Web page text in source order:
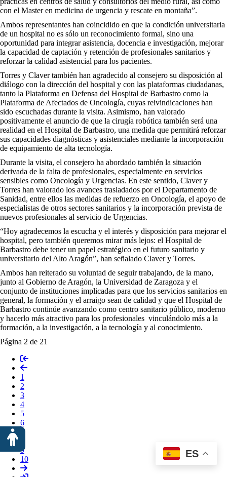
con el Master en medicina de urgencia y rescate en montaña”.
Ambos representantes han coincidido en que la condición universitaria
de un hospital no es sólo un reconocimiento formal, sino una
oportunidad para integrar asistencia, docencia e investigación, mejorar
la capacidad de captación y retención de profesionales sanitarios y
reforzar la calidad asistencial para los pacientes.
Torres y Claver también han agradecido al consejero su disposición al
diálogo con la dirección del hospital y con las plataformas ciudadanas,
tanto la Plataforma en Defensa del Hospital de Barbastro como la
Plataforma de Afectados de Oncología, cuyas reivindicaciones han
sido escuchadas durante la visita. Asimismo, han valorado
positivamente el anuncio de que la cirugía robótica también será una
realidad en el Hospital de Barbastro, una medida que permitirá reforzar
sus capacidades diagnósticas y asistenciales mediante la incorporación
de equipamiento de alta tecnología.
Durante la visita, el consejero ha abordado también la situación
derivada de la falta de profesionales, especialmente en servicios
sensibles como Oncología y Urgencias. En este sentido, Claver y
Torres han valorado los avances trasladados por el Departamento de
Sanidad, entre ellos las medidas de refuerzo en Oncología, el apoyo de
especialistas de otros sectores sanitarios y la incorporación prevista de
nuevos profesionales al servicio de Urgencias.
“Hoy agradecemos la escucha y el interés y disposición para mejorar el
hospital, pero también queremos mirar más lejos: el Hospital de
Barbastro debe tener un papel estratégico en el futuro sanitario y
universitario del Alto Aragón”, han señalado Claver y Torres.
Ambos han reiterado su voluntad de seguir trabajando, de la mano,
junto al Gobierno de Aragón, la Universidad de Zaragoza y el
conjunto de instituciones implicadas para que los servicios sanitarios en
general, la formación y el arraigo sean de calidad y que el Hospital de
Barbastro continúe avanzando como centro sanitario público, moderno
y hacerlo más atractivo para los profesionales vinculándolo más a la
formación, a la investigación, a la tecnología y al conocimiento.
Página 2 de 21
1
2
3
4
5
6
9
10
ES